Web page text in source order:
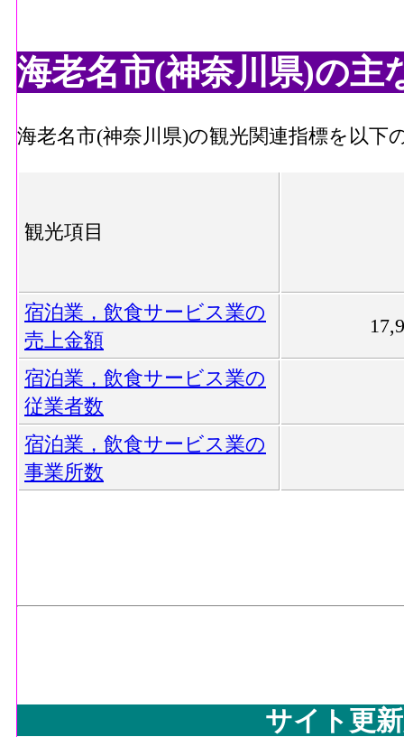
海老名市(神奈川県)の主
海老名市(神奈川県)の観光関連指標を以下
観光項目
宿泊業，飲食サービス業の
売上金額
宿泊業，飲食サービス業の
従業者数
宿泊業，飲食サービス業の
事業所数
サイト更